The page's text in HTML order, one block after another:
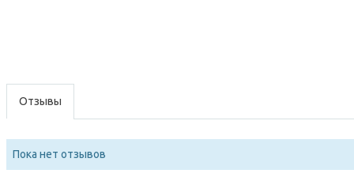
Отзывы
Пока нет отзывов